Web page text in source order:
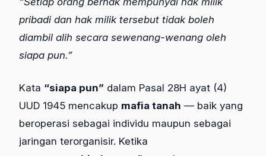
pribadi dan hak milik tersebut tidak boleh
diambil alih secara sewenang-wenang oleh
siapa pun.”
Kata “siapa pun” dalam Pasal 28H ayat (4)
UUD 1945 mencakup mafia tanah — baik yang
beroperasi sebagai individu maupun sebagai
jaringan terorganisir. Ketika